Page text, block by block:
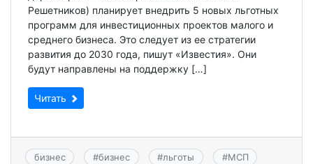
Решетников) планирует внедрить 5 новых льготных
программ для инвестиционных проектов малого и
среднего бизнеса. Это следует из ее стратегии
развития до 2030 года, пишут «Известия». Они
будут направлены на поддержку […]
Читать
бизнес #бизнес #льготы #МСП